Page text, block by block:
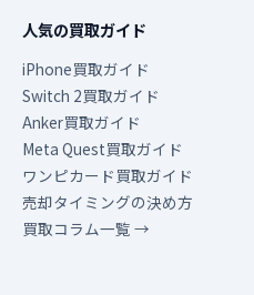
人気の買取ガイド
iPhone買取ガイド
Switch 2買取ガイド
Anker買取ガイド
Meta Quest買取ガイド
ワンピカード買取ガイド
売却タイミングの決め方
買取コラム一覧 →